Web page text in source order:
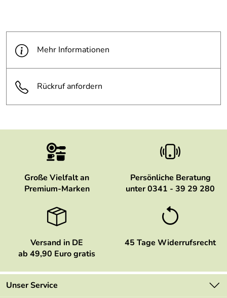
Mehr Informationen
Rückruf anfordern
Große Vielfalt an
Premium-Marken
Persönliche Beratung
unter 0341 - 39 29 280
Versand in DE
ab 49,90 Euro gratis
45 Tage Widerrufsrecht
Unser Service